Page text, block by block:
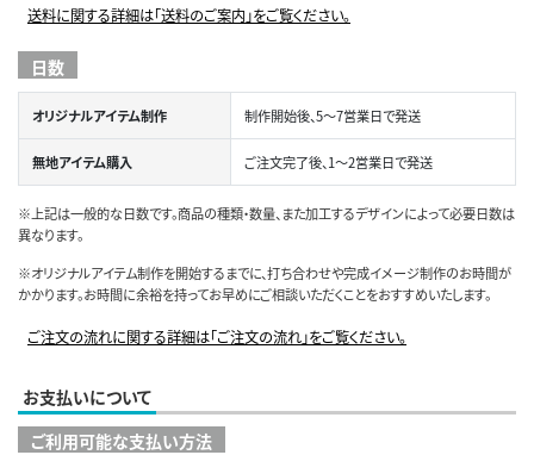
送料に関する詳細は「送料のご案内」をご覧ください。
日数
オリジナルアイテム制作 制作開始後、5～7営業日で発送
無地アイテム購入 ご注文完了後、1～2営業日で発送
※上記は一般的な日数です。商品の種類・数量、また加工するデザインによって必要日数は
異なります。
※オリジナルアイテム制作を開始するまでに、打ち合わせや完成イメージ制作のお時間が
かかります。お時間に余裕を持ってお早めにご相談いただくことをおすすめいたします。
ご注文の流れに関する詳細は「ご注文の流れ」をご覧ください。
お支払いについて
ご利用可能な支払い方法